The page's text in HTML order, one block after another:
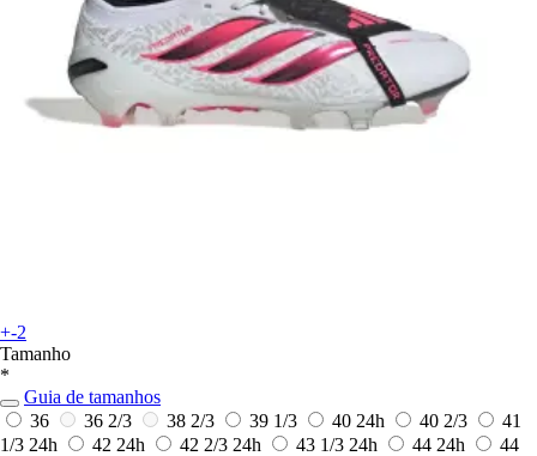
+-2
Tamanho
*
Guia de tamanhos
36
36 2/3 38 2/3 39 1/3 40 24h 40 2/3
41
1/3 24h 42 24h 42 2/3 24h 43 1/3 24h 44 24h
44